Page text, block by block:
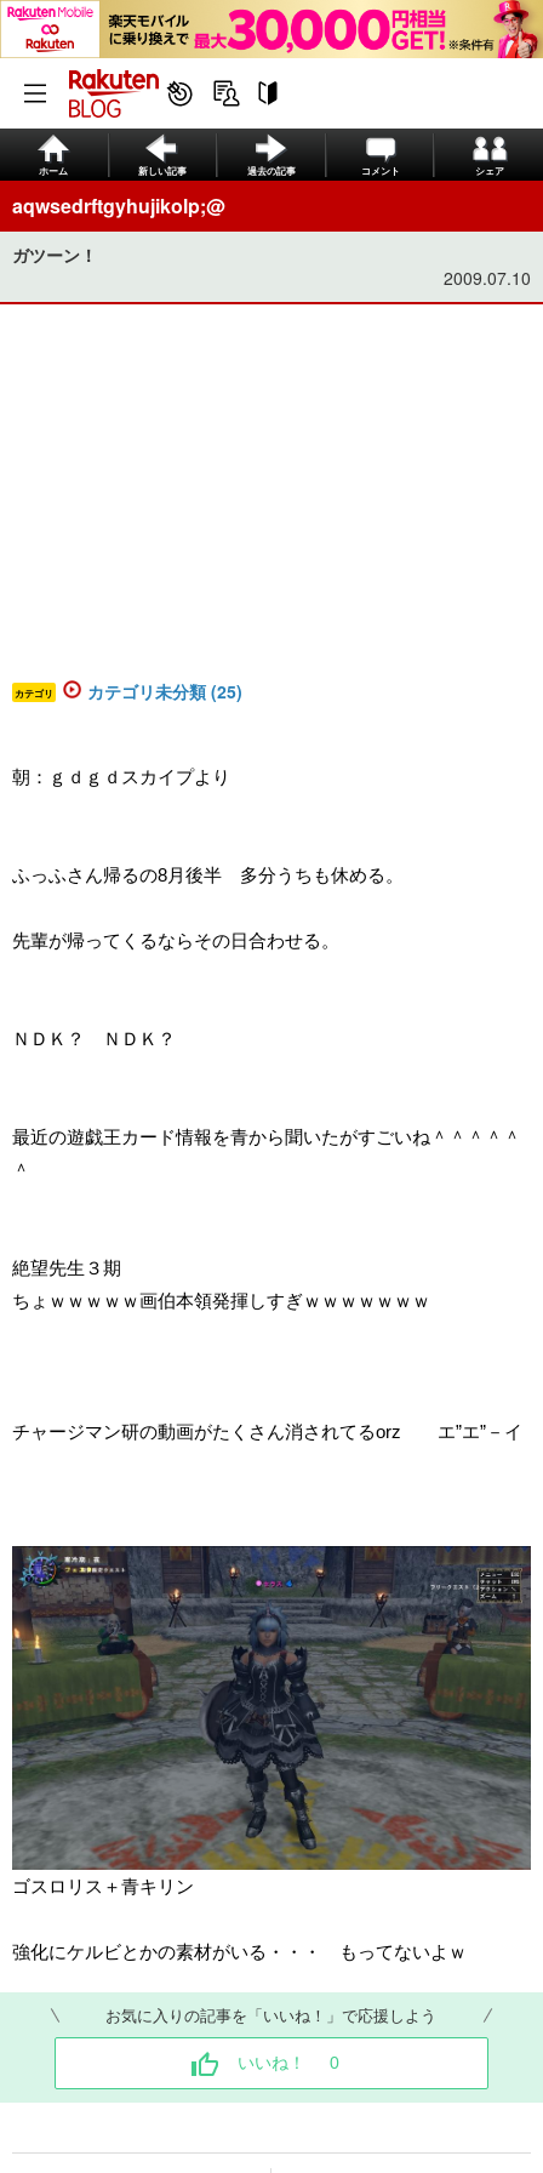
ホーム 新しい記事 過去の記事 コメント シェア
aqwsedrftgyhujikolp;@
ガツーン！
2009.07.10
カテゴリ カテゴリ未分類 (25)
朝：ｇｄｇｄスカイプより
ふっふさん帰るの8月後半 多分うちも休める。
先輩が帰ってくるならその日合わせる。
ＮＤＫ？ ＮＤＫ？
最近の遊戯王カード情報を青から聞いたがすごいね＾＾＾＾＾
＾
絶望先生３期
ちょｗｗｗｗｗ画伯本領発揮しすぎｗｗｗｗｗｗｗ
チャージマン研の動画がたくさん消されてるorz エ”エ”－イ
ゴスロリス＋青キリン
強化にケルビとかの素材がいる・・・ もってないよｗ
お気に入りの記事を「いいね！」で応援しよう
いいね！ 0